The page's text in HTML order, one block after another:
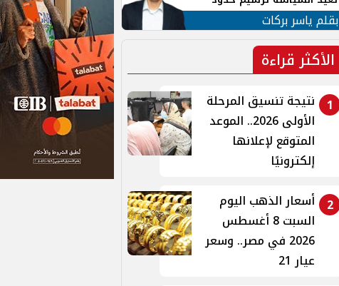
الأمن القومي العربي
بقلم ياسر بركات
الأكثر قراءة
1
نتيجة تنسيق المرحلة
الأولى 2026.. الموعد
المتوقع لإعلانها
إلكترونيًا
2
أسعار الذهب اليوم
السبت 8 أغسطس
2026 في مصر.. وسعر
عيار 21